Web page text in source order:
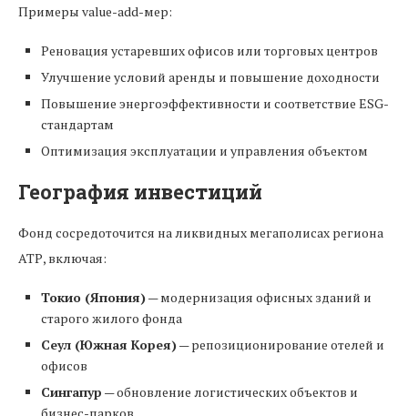
Примеры value-add-мер:
Реновация устаревших офисов или торговых центров
Улучшение условий аренды и повышение доходности
Повышение энергоэффективности и соответствие ESG-
стандартам
Оптимизация эксплуатации и управления объектом
География инвестиций
Фонд сосредоточится на ликвидных мегаполисах региона
АТР, включая:
Токио (Япония)— модернизация офисных зданий и
старого жилого фонда
Сеул (Южная Корея)— репозиционирование отелей и
офисов
Сингапур — обновление логистических объектов и